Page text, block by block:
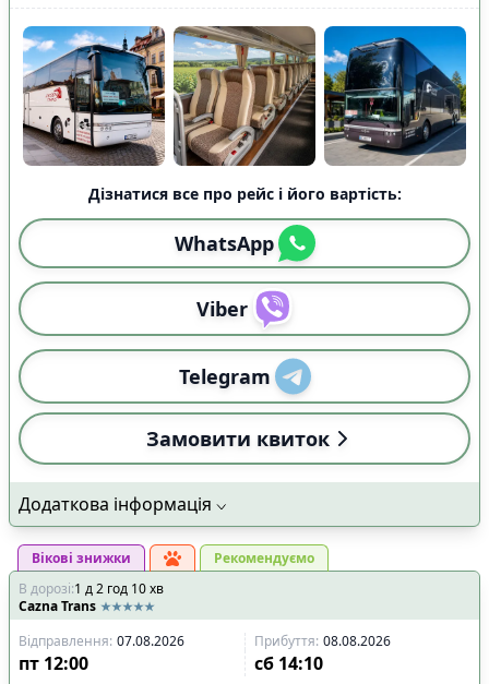
Дізнатися все про рейс і його вартість:
WhatsApp
Viber
Telegram
Замовити квиток
Додаткова інформація
Вікові знижки
Рекомендуємо
В дорозі:1 д2 год 10хв
Cazna Trans
Відправлення: 07.08.2026 Прибуття: 08.08.2026
пт 12:00 сб 14:10